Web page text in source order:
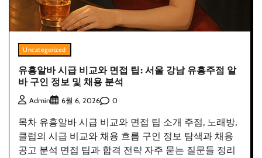
Uncategorized
유흥알바 시급 비교와 면접 팁: 서울 강남 유흥주점 알
바 구인 정보 및 채용 분석
Admin 6월 6, 2026 0
목차 유흥알바 시급 비교와 면접 팁 소개 주점, 노래방,
클럽의 시급 비교와 채용 흐름 구인 정보 탐색과 채용
공고 분석 면접 팁과 합격 전략 자주 묻는 질문들 정리